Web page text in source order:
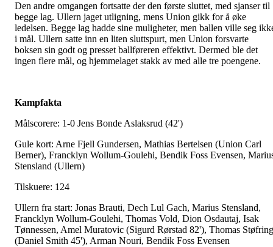
Den andre omgangen fortsatte der den første sluttet, med sjanser til
begge lag. Ullern jaget utligning, mens Union gikk for å øke
ledelsen. Begge lag hadde sine muligheter, men ballen ville seg
i mål. Ullern satte inn en liten sluttspurt, men Union forsvarte
boksen sin godt og presset ballføreren effektivt. Dermed ble det
ingen flere mål, og hjemmelaget stakk av med alle tre poengene.
Kampfakta
Målscorere: 1-0 Jens Bonde Aslaksrud (42')
Gule kort: Arne Fjell Gundersen, Mathias Bertelsen (Union Carl
Berner), Francklyn Wollum-Goulehi, Bendik Foss Evensen,
Stensland (Ullern)
Tilskuere: 124
Ullern fra start: Jonas Brauti, Dech Lul Gach, Marius Stensland,
Francklyn Wollum-Goulehi, Thomas Vold, Dion Osdautaj, Isak
Tønnessen, Amel Muratovic (Sigurd Rørstad 82'), Thomas Støfring
(Daniel Smith 45'), Arman Nouri, Bendik Foss Evensen